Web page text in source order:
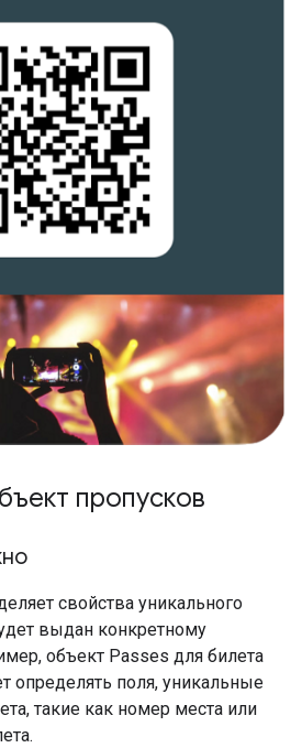
пропусков
свойства уникального
выдан конкретному
объект Passes для билета
определять поля, уникальные
такие как номер места или